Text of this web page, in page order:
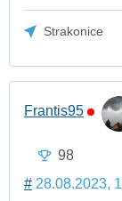
Strakonice
Frantis95
98
# 28.08.2023,